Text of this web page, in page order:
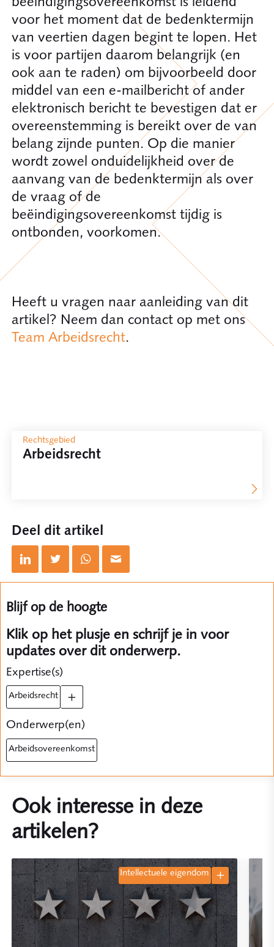
voor het moment dat de bedenktermijn
van veertien dagen begint te lopen. Het
is voor partijen daarom belangrijk (en
ook aan te raden) om bijvoorbeeld door
middel van een e-mailbericht of ander
elektronisch bericht te bevestigen dat er
overeenstemming is bereikt over de van
belang zijnde punten. Op die manier
wordt zowel onduidelijkheid over de
aanvang van de bedenktermijn als over
de vraag of de
beëindigingsovereenkomst tijdig is
ontbonden, voorkomen.
Heeft u vragen naar aanleiding van dit
artikel? Neem dan contact op met ons
Team Arbeidsrecht.
Rechtsgebied
Arbeidsrecht
Deel dit artikel
Blijf op de hoogte
Klik op het plusje en schrijf je in voor
updates over dit onderwerp.
Expertise(s)
arbeidsrecht
Onderwerp(en)
arbeidsovereenkomst
Ook interesse in deze
artikelen?
intellectuele eigendom